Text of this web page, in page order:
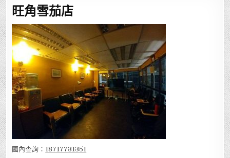
旺角雪茄店
國內查詢： 18717731351